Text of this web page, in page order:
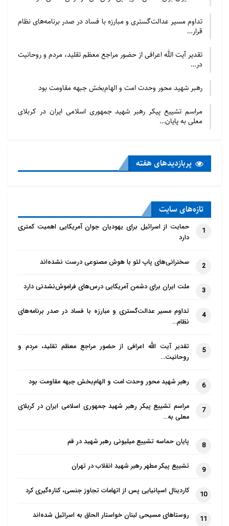
تداوم مسیر عدالت‌گستری و مبارزه با فساد در صدر برنامه‌های نظام
قرار…
تقدیر آیت الله اعرافی از حضور مراجع معظم تقلید، مردم و روحانیت
در…
رهبر شهید محور وحدت امت و الهام‌بخش جبهه مقاومت بود
مراسم تشییع پیکر رهبر شهید جمهوری اسلامی ایران در کربلای
معلی به پایان…
پربازدید‌های هفته
تازه‌‌های سایت
1
حمایت از اسرائیل برای یهودیان جوان آمریکایی اهمیت کمتری
دارد
2 سخنرانی‌های پاپ لئو با هوش مصنوعی درست نشده‌اند
3 ملت ایران برای دشمن آمریکایی درس‌های فراموش‌نشدنی دارد
4
تداوم مسیر عدالت‌گستری و مبارزه با فساد در صدر برنامه‌های
نظام…
5
تقدیر آیت الله اعرافی از حضور مراجع معظم تقلید، مردم و
روحانیت…
6 رهبر شهید محور وحدت امت و الهام‌بخش جبهه مقاومت بود
7
مراسم تشییع پیکر رهبر شهید جمهوری اسلامی ایران در کربلای
معلی به…
8 پایان حماسه تشییع میلیونی رهبر شهید در قم
9 تشییع پیکر مطهر رهبر شهید انقلاب در تهران
10 کاردینال اسپانیایی پس از اتهامات تجاوز جنسی، کناره‌گیری کرد
11 روستاهای مسیحی لبنان خواستار الحاق به اسرائیل شده‌اند